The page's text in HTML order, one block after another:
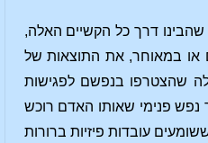
שהבינו דרך כל הקשיים האלה,
או במאוחר, את התוצאות של
שהצטרפו בנפשם לפגישות
נפש פנימי שאותו האדם רוכש
עובדות פיזיות ברורות